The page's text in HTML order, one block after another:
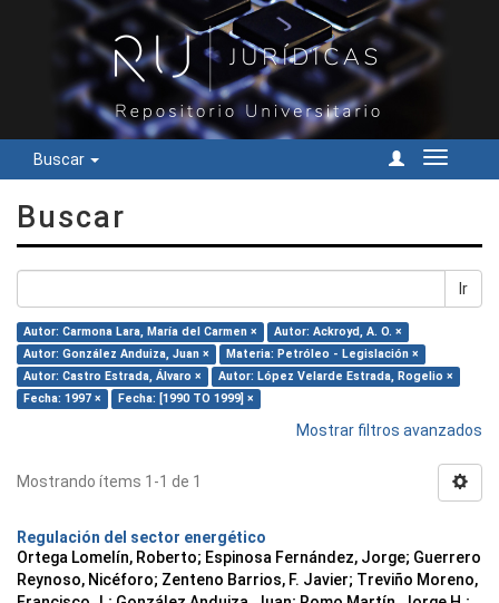
Buscar
Cambiar
Buscar
Ir
Autor: Carmona Lara, María del Carmen ×
Autor: Ackroyd, A. O. ×
Autor: González Anduiza, Juan ×
Materia: Petróleo - Legislación ×
Autor: Castro Estrada, Álvaro ×
Autor: López Velarde Estrada, Rogelio ×
Fecha: 1997 ×
Fecha: [1990 TO 1999] ×
Mostrar filtros avanzados
Mostrando ítems 1-1 de 1
Regulación del sector energético
Ortega Lomelín, Roberto; Espinosa Fernández, Jorge; Guerrero
Reynoso, Nicéforo; Zenteno Barrios, F. Javier; Treviño Moreno,